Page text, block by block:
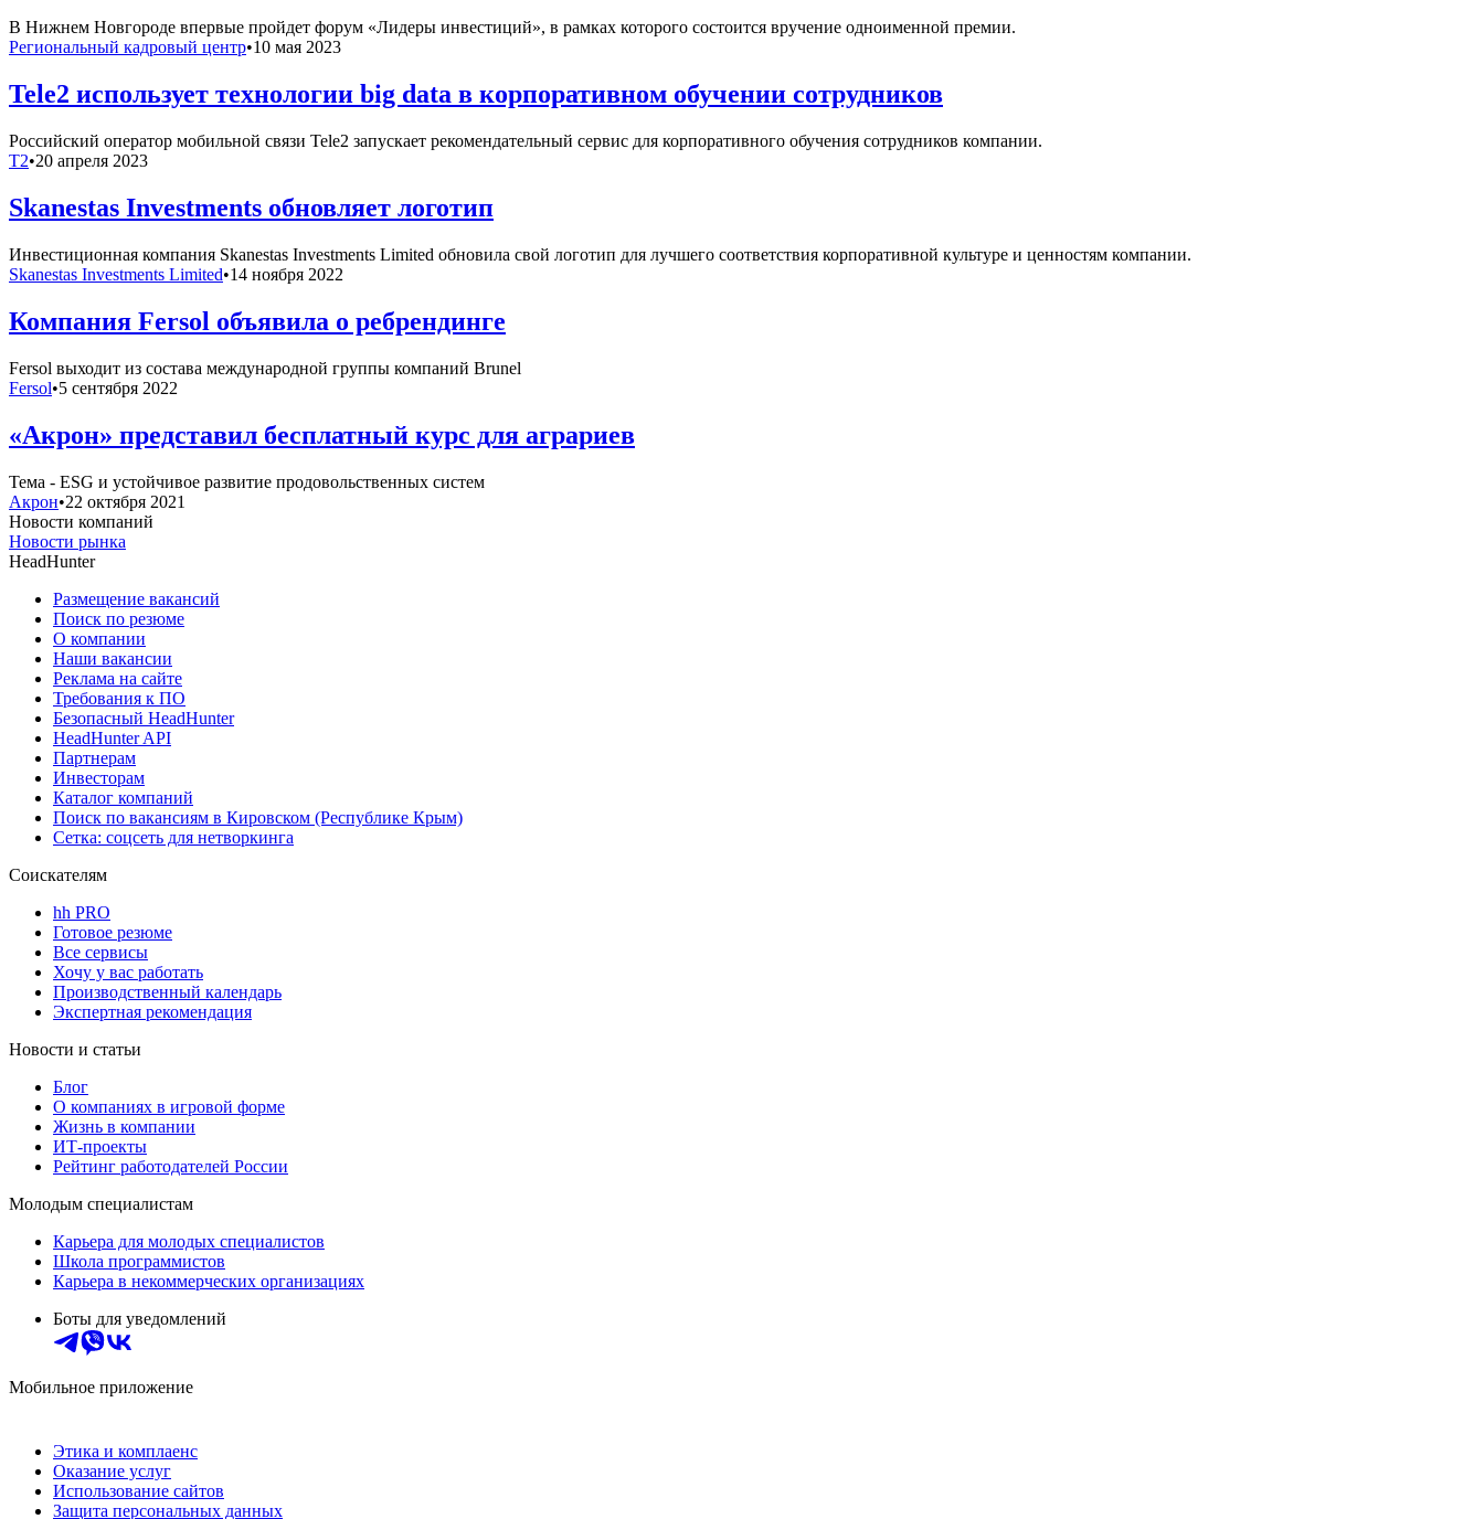
В Нижнем Новгороде впервые пройдет форум «Лидеры инвестиций», в рамках которого состоится вручение одноименной премии.
Региональный кадровый центр•10 мая 2023
Tele2 использует технологии big data в корпоративном обучении сотрудников
Российский оператор мобильной связи Tele2 запускает рекомендательный сервис для корпоративного обучения сотрудников компании.
T2•20 апреля 2023
Skanestas Investments обновляет логотип
Инвестиционная компания Skanestas Investments Limited обновила свой логотип для лучшего соответствия корпоративной культуре и ценностям компании.
Skanestas Investments Limited•14 ноября 2022
Компания Fersol объявила о ребрендинге
Fersol выходит из состава международной группы компаний Brunel
Fersol•5 сентября 2022
«Акрон» представил бесплатный курс для аграриев
Тема - ESG и устойчивое развитие продовольственных систем
Акрон•22 октября 2021
Новости компаний
Новости рынка
HeadHunter
Размещение вакансий
Поиск по резюме
О компании
Наши вакансии
Реклама на сайте
Требования к ПО
Безопасный HeadHunter
HeadHunter API
Партнерам
Инвесторам
Каталог компаний
Поиск по вакансиям в Кировском (Республике Крым)
Сетка: соцсеть для нетворкинга
Соискателям
hh PRO
Готовое резюме
Все сервисы
Хочу у вас работать
Производственный календарь
Экспертная рекомендация
Новости и статьи
Блог
О компаниях в игровой форме
Жизнь в компании
ИТ-проекты
Рейтинг работодателей России
Молодым специалистам
Карьера для молодых специалистов
Школа программистов
Карьера в некоммерческих организациях
Боты для уведомлений
Мобильное приложение
Этика и комплаенс
Оказание услуг
Использование сайтов
Защита персональных данных